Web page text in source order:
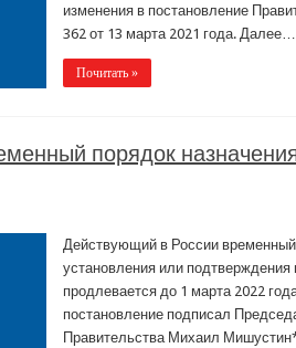
изменения в постановление
362 от 13 марта 2021 года. Далее…
Почитать »
порядок
Действующий в России
установления или подтверждения
продлевается до 1 марта 2022
постановление подписал
Правительства Михаил